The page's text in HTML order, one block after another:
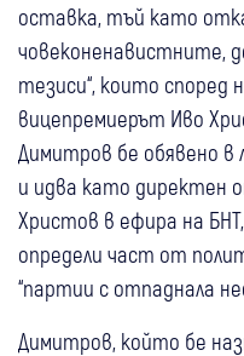
оставка, тъй като
човеконенавистните,
тезиси“, които според
вицепремиерът Иво
Димитров бе обявено в
и идва като директен
Христов в ефира на
определи част от
“партии с отпаднала
Димитров, който бе